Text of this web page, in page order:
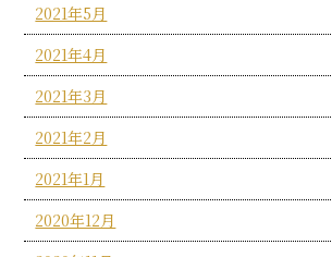
2021年5月
2021年4月
2021年3月
2021年2月
2021年1月
2020年12月